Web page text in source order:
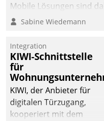
entschieden - als erstes
Unternehmen am
Mobile Lösungen sind
Sabine Wiedemann
Integration
KIWI-Schnittstelle
für
KIWI, der Anbieter für
digitalen Türzugang,
kooperiert mit dem